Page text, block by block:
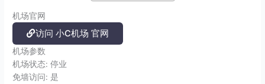
机场官网
访问 小C机场 官网
机场参数
机场状态:停业
免墙访问: 是